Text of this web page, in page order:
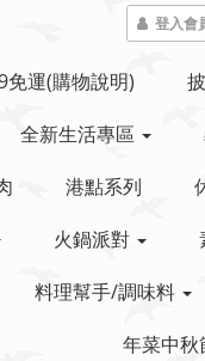
登入會
免運(購物說明)
全新生活專區
港點系列
火鍋派對
料理幫手/調味料
年菜中秋